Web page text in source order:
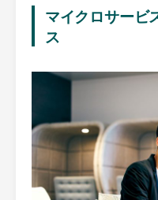
マイクロサービ
ス